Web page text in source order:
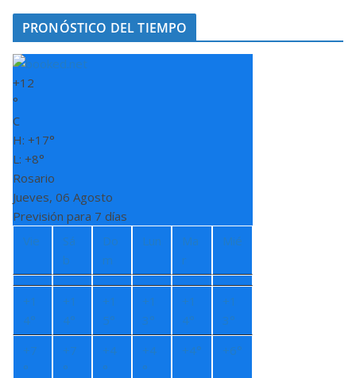
PRONÓSTICO DEL TIEMPO
+12
°
C
H: +17°
L: +8°
Rosario
Jueves, 06 Agosto
Previsión para 7 días
Vie
Sá
b
Do
m
Lun
Ma
r
Mié
+1
4°
+1
4°
+1
5°
+1
3°
+1
4°
+1
3°
+7
°
+7
°
+4
°
+4
°
+4° +6°